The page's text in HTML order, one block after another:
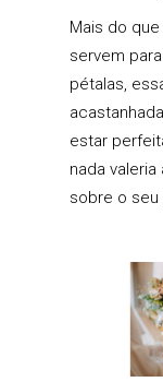
Mais do
servem
pétalas,
estar
nada
sobre o